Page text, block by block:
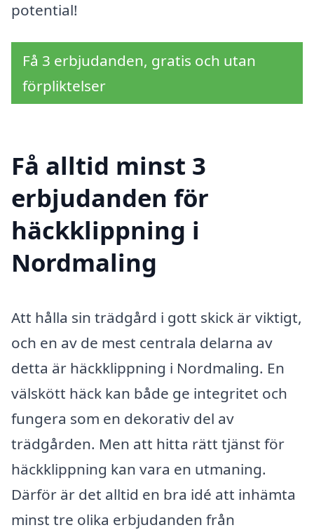
potential!
Få 3 erbjudanden, gratis och utan
förpliktelser
Få alltid minst 3
erbjudanden för
häckklippning i
Nordmaling
Att hålla sin trädgård i gott skick är viktigt,
och en av de mest centrala delarna av
detta är häckklippning i Nordmaling. En
välskött häck kan både ge integritet och
fungera som en dekorativ del av
trädgården. Men att hitta rätt tjänst för
häckklippning kan vara en utmaning.
Därför är det alltid en bra idé att inhämta
minst tre olika erbjudanden från